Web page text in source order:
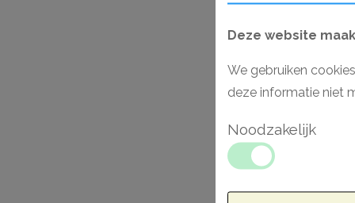
Deze website
We gebruiken
deze informatie niet
Noodzakelijk